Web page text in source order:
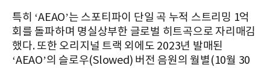
특히 ‘AEAO’는 스포티파이 단일 곡 누적 스트리밍 1억
회를 돌파하며 명실상부한 글로벌 히트곡으로 자리매김
했다. 또한 오리지널 트랙 외에도 2023년 발매된
‘AEAO’의 슬로우(Slowed) 버전 음원의 월별(10월 30